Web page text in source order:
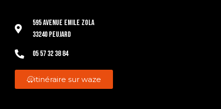
595 Avenue Emile Zola
33240 Peujard
05 57 32 38 84
itinéraire sur waze